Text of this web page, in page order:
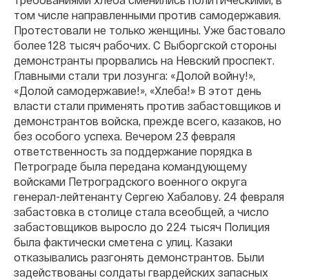
том числе направленными против самодержавия.
Протестовали не только женщины. Уже бастовало
более 128 тысяч рабочих. С Выборгской стороны
демонстранты прорвались на Невский проспект.
Главными стали три лозунга: «Долой войну!»,
«Долой самодержавие!», «Хлеба!» В этот день
власти стали применять против забастовщиков и
демонстрантов войска, прежде всего, казаков, но
без особого успеха. Вечером 23 февраля
ответственность за поддержание порядка в
Петрограде была передана командующему
войсками Петроградского военного округа
генерал-лейтенанту Сергею Хабалову. 24 февраля
забастовка в столице стала всеобщей, а число
забастовщиков выросло до 224 тысяч Полиция
была фактически сметена с улиц. Казаки
отказывались разгонять демонстрантов. Были
задействованы солдаты гвардейских запасных